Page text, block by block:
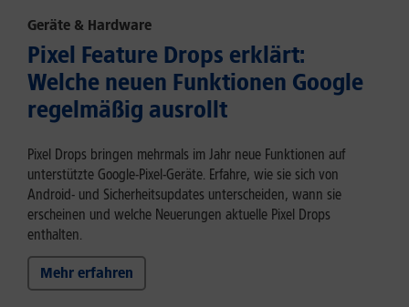
Geräte & Hardware
Pixel Feature Drops erklärt:
Welche neuen Funktionen Google
regelmäßig ausrollt
Pixel Drops bringen mehrmals im Jahr neue Funktionen auf
unterstützte Google-Pixel-Geräte. Erfahre, wie sie sich von
Android- und Sicherheitsupdates unterscheiden, wann sie
erscheinen und welche Neuerungen aktuelle Pixel Drops
enthalten.
Mehr erfahren